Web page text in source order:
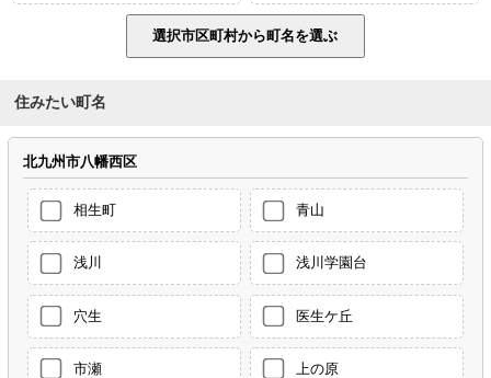
住みたい町名
北九州市八幡西区
相生町 青山
浅川 浅川学園台
穴生 医生ケ丘
市瀬 上の原